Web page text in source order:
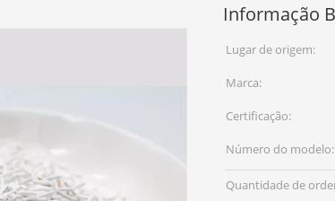
Informação
Lugar de origem:
Marca:
Certificação:
Número do modelo:
Quantidade de